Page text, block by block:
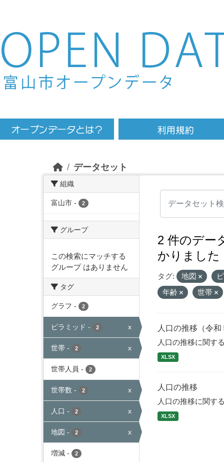
Skip to main content
データセット
組織
富山市 - 2
グループ
この検索にマッチする
グループ はありません
タグ
グラフ - 2
ピラミッド - 2 x
世帯 - 2 x
世帯人員 - 2
世帯数 - 2 x
人口 - 2 x
地図 - 2 x
増減 - 2
2 件のデー
かりました
タグ: 地図
年齢
世帯
人口の推移（令和
人口の推移に関す
XLSX
人口の推移
人口の推移に関す
XLSX